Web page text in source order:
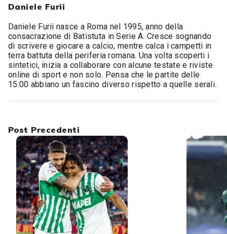
Daniele Furii
Daniele Furii nasce a Roma nel 1995, anno della
consacrazione di Batistuta in Serie A. Cresce sognando
di scrivere e giocare a calcio, mentre calca i campetti in
terra battuta della periferia romana. Una volta scoperti i
sintetici, inizia a collaborare con alcune testate e riviste
online di sport e non solo. Pensa che le partite delle
15:00 abbiano un fascino diverso rispetto a quelle serali.
Post Precedenti